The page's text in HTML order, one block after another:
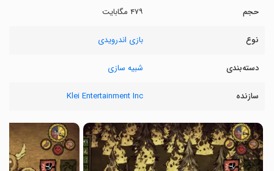
حجم ۴۷۹ مگابایت
نوع بازی اندرویدی
دسته‌بندی شبیه سازی
سازنده Klei Entertainment Inc